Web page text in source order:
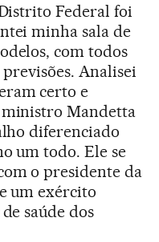
Federal foi
minha sala de
com todos
Analisei
certo e
Mandetta
diferenciado
um todo. Ele se
o presidente da
um exército
saúde dos